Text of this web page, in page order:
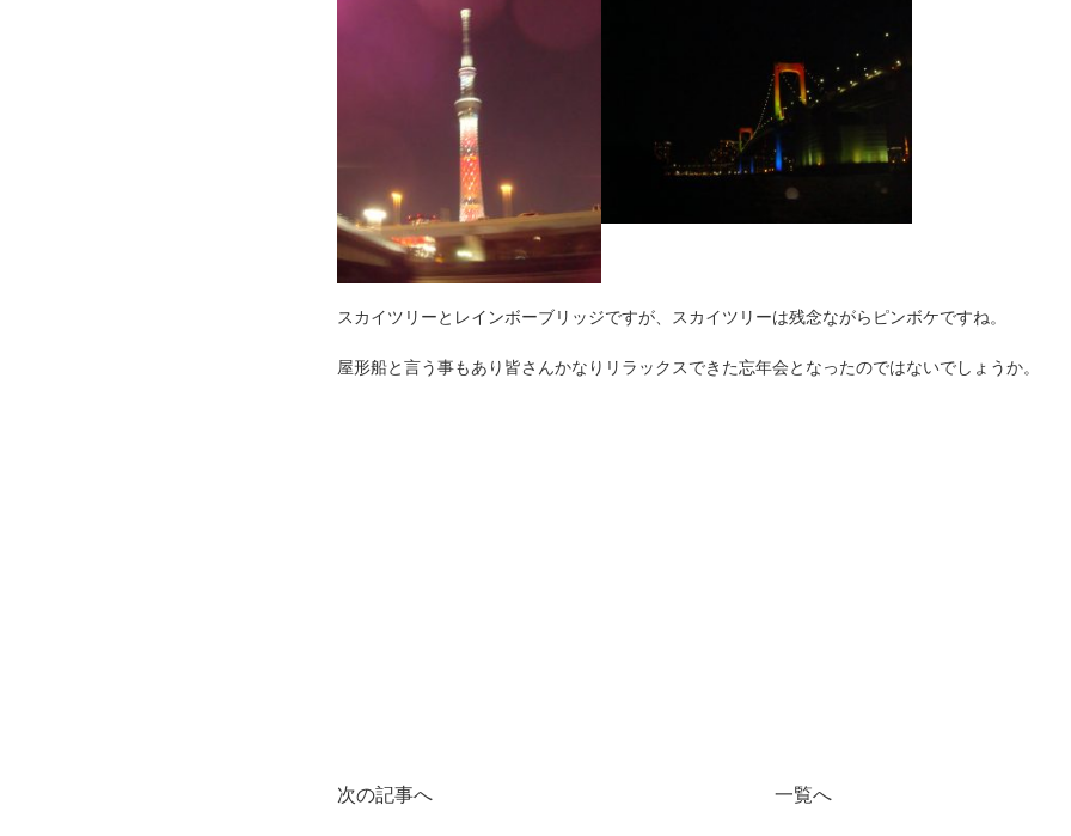
スカイツリーとレインボーブリッジですが、スカイツリーは残念ながらピンボケですね。
屋形船と言う事もあり皆さんかなりリラックスできた忘年会となったのではないでしょうか。
次の記事へ 一覧へ